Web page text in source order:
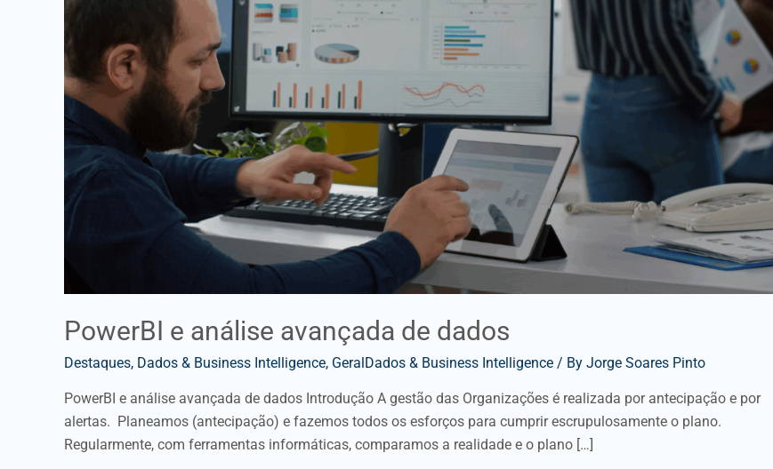
PowerBI e análise avançada de dados
Destaques, Dados & Business Intelligence, GeralDados & Business Intelligence / By Jorge Soares Pinto
PowerBI e análise avançada de dados Introdução A gestão das Organizações é realizada por antecipação e por
alertas. Planeamos (antecipação) e fazemos todos os esforços para cumprir escrupulosamente o plano.
Regularmente, com ferramentas informáticas, comparamos a realidade e o plano […]